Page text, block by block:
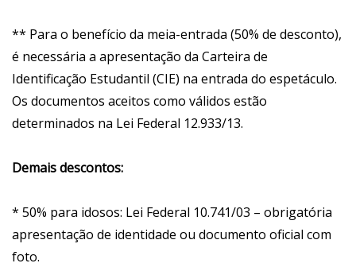
** Para o benefício da meia-entrada (50% de desconto),
é necessária a apresentação da Carteira de
Identificação Estudantil (CIE) na entrada do espetáculo.
Os documentos aceitos como válidos estão
determinados na Lei Federal 12.933/13.
Demais descontos:
* 50% para idosos: Lei Federal 10.741/03 – obrigatória
apresentação de identidade ou documento oficial com
foto.